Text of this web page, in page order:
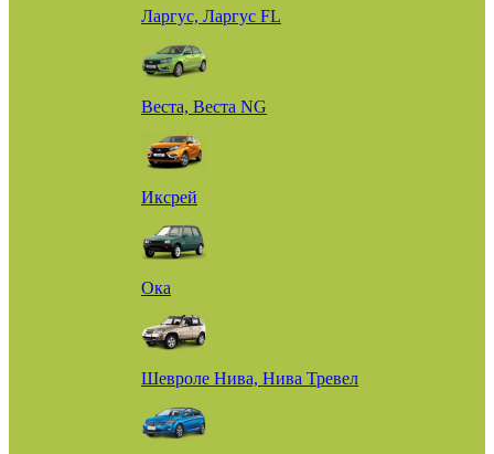
Ларгус, Ларгус FL
Веста, Веста NG
Иксрей
Ока
Шевроле Нива, Нива Тревел